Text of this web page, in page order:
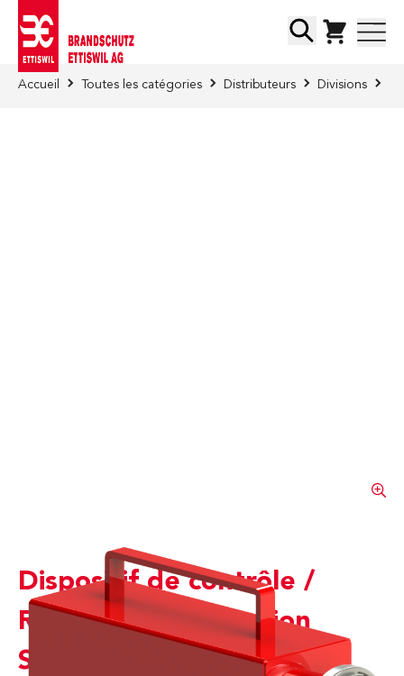
Chercher
Accueil Toutes les catégories Distributeurs Divisions
Dispositif de contrôle /
Réducteur de pression
Storz 75